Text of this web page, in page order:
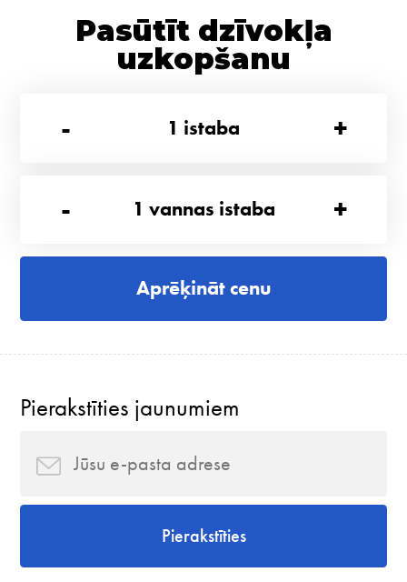
Pasūtīt dzīvokļa
uzkopšanu
-
1 istaba +
- 1 vannas istaba +
Aprēķināt cenu
Pierakstīties jaunumiem
Pierakstīties